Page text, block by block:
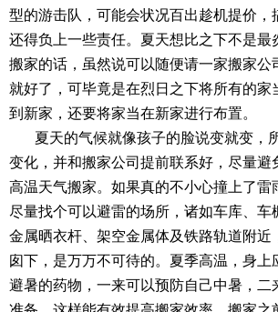
型的游击队，可能会状况百出趁机提价，
还得负上一些责任。夏天想比之下不是最
搬家的话，虽然说可以随便请一家搬家公
就好了，可毕竟是在烈日之下将所有的家
到新家，还要将家当在新家进行布置。
夏天的气候就像孩子的脸说变就变，
变化，并和搬家公司提前联系好，尽量避
高温天气搬家。如果真的不小心撞上了雷
尽量找个可以避雷的场所，诸如车库、车
金属晒衣杆、架空金属体及铁路轨道附近
囱下，是万万不可待的。夏季高温，身上
避暑的药物，一来可以预防自己中暑，二